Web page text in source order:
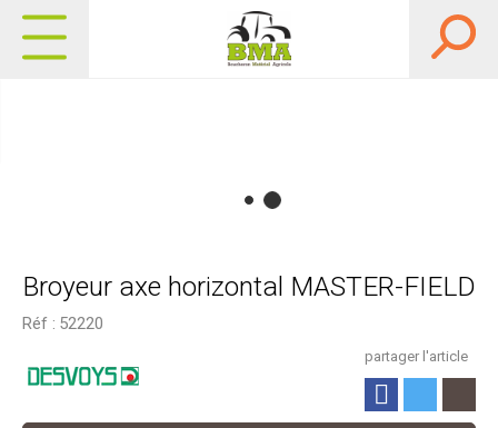
Broyeur axe horizontal MASTER-FIELD
Réf : 52220
partager l'article